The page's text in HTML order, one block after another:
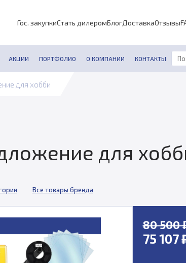
Гос. закупкиСтать дилеромБлогДоставкаОтзывы
АКЦИИ ПОРТФОЛИО О КОМПАНИИ КОНТАКТЫ
для хобби
для
Все товары бренда
80 500
75 107